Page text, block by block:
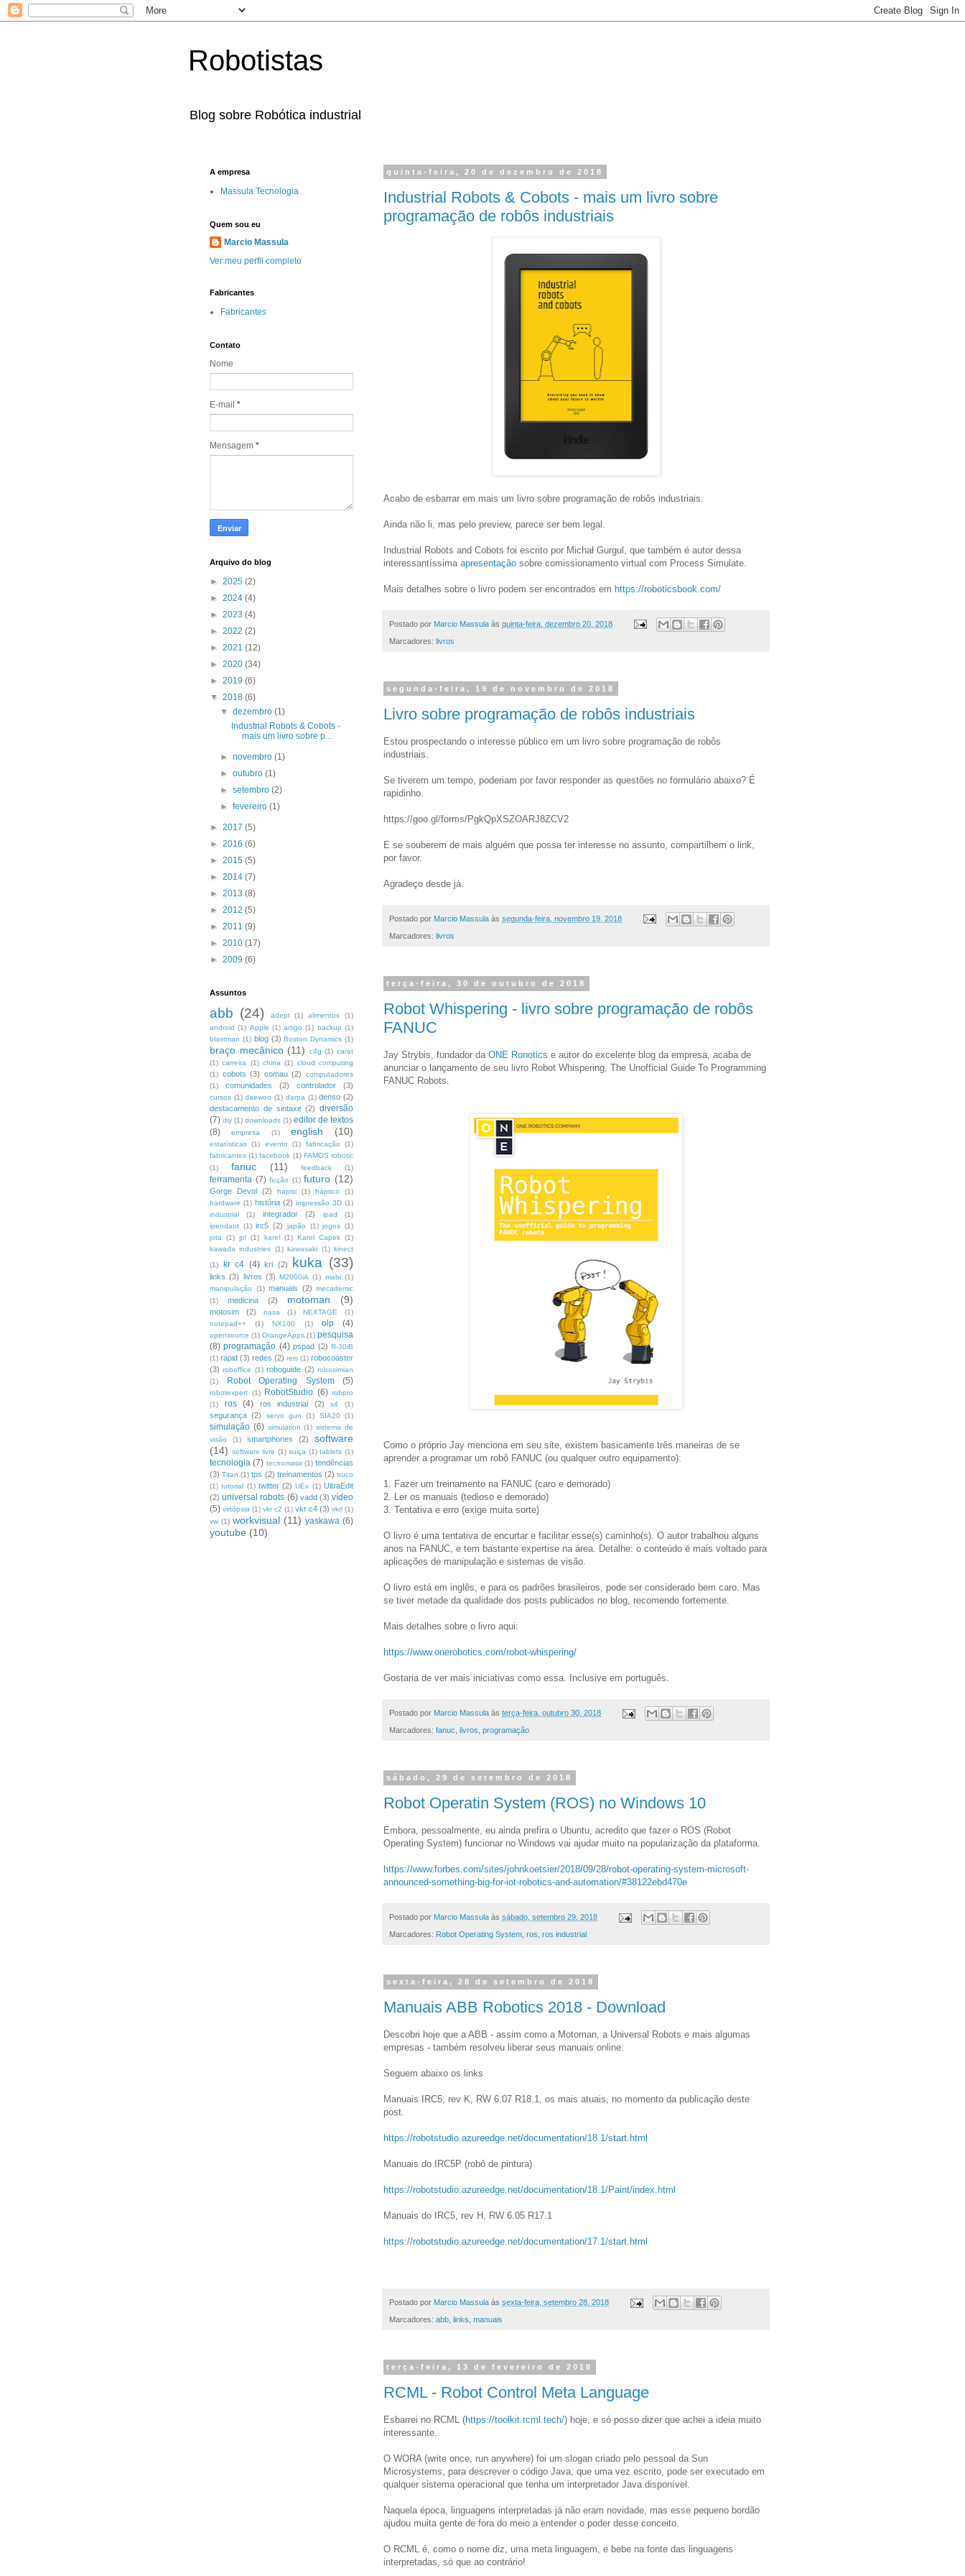
Robotistas
Blog sobre Robótica industrial
quinta-feira, 20 de dezembro de 2018
Industrial Robots & Cobots - mais um livro sobre
programação de robôs industriais
Acabo de esbarrar em mais um livro sobre programação de robôs industriais.
Ainda não li, mas pelo preview, parece ser bem legal.
Industrial Robots and Cobots foi escrito por Michał Gurgul, que também é autor dessa
interessantíssima apresentação sobre comissionamento virtual com Process Simulate.
Mais detalhes sobre o livro podem ser encontrados em https://roboticsbook.com/
Postado por Marcio Massula às quinta-feira, dezembro 20, 2018
Marcadores: livros
segunda-feira, 19 de novembro de 2018
Livro sobre programação de robôs industriais
Estou prospectando o interesse público em um livro sobre programação de robôs
industriais.
Se tiverem um tempo, poderiam por favor responder as questões no formulário abaixo? É
rapidinho.
https://goo.gl/forms/PgkQpXSZOARJ8ZCV2
E se souberem de mais alguém que possa ter interesse no assunto, compartilhem o link,
por favor.
Agradeço desde já.
Postado por Marcio Massula às segunda-feira, novembro 19, 2018
Marcadores: livros
terça-feira, 30 de outubro de 2018
Robot Whispering - livro sobre programação de robôs
FANUC
Jay Strybis, fundador da ONE Ronotics e autor do excelente blog da empresa, acaba de
anunciar o lançamento de seu livro Robot Whispering, The Unofficial Guide To Programming
FANUC Robots.
Como o próprio Jay menciona em seu site, existem basicamente três maneiras de se
aprender a programar um robô FANUC (ou qualquer outro equipamento):
1. Fazer um treinamento na FANUC (caro e demorado)
2. Ler os manuais (tedioso e demorado)
3. Tentativa e erro (exige muita sorte)
O livro é uma tentativa de encurtar e facilitar esse(s) caminho(s). O autor trabalhou alguns
anos na FANUC, e tem bastante expertise na área. Detalhe: o conteúdo é mais voltado para
aplicações de manipulação e sistemas de visão.
O livro está em inglês, e para os padrões brasileiros, pode ser considerado bem caro. Mas
se tiver metade da qualidade dos posts publicados no blog, recomendo fortemente.
Mais detalhes sobre o livro aqui:
https://www.onerobotics.com/robot-whispering/
Gostaria de ver mais iniciativas como essa. Inclusive em português.
Postado por Marcio Massula às terça-feira, outubro 30, 2018
Marcadores: fanuc livros programação
sábado, 29 de setembro de 2018
Robot Operatin System (ROS) no Windows 10
Embora, pessoalmente, eu ainda prefira o Ubuntu, acredito que fazer o ROS (Robot
Operating System) funcionar no Windows vai ajudar muito na popularização da plataforma.
https://www.forbes.com/sites/johnkoetsier/2018/09/28/robot-operating-system-microsoft-
announced-something-big-for-iot-robotics-and-automation/#38122ebd470e
Postado por Marcio Massula às sábado, setembro 29, 2018
Marcadores: Robot Operating System ros ros industrial
sexta-feira, 28 de setembro de 2018
Manuais ABB Robotics 2018 - Download
Descobri hoje que a ABB - assim como a Motoman, a Universal Robots e mais algumas
empresas - também resolveu liberar seus manuais online.
Seguem abaixo os links
Manuais IRC5, rev K, RW 6.07 R18.1, os mais atuais, no momento da publicação deste
post.
https://robotstudio.azureedge.net/documentation/18.1/start.html
Manuais do IRC5P (robô de pintura)
https://robotstudio.azureedge.net/documentation/18.1/Paint/index.html
Manuais do IRC5, rev H, RW 6.05 R17.1
https://robotstudio.azureedge.net/documentation/17.1/start.html
Postado por Marcio Massula às sexta-feira, setembro 28, 2018
Marcadores: abb links manuais
terça-feira, 13 de fevereiro de 2018
RCML - Robot Control Meta Language
Esbarrei no RCML (https://toolkit.rcml.tech/) hoje, e só posso dizer que achei a ideia muito
interessante.
O WORA (write once, run anywhere) foi um slogan criado pelo pessoal da Sun
Microsystems, para descrever o código Java, que uma vez escrito, pode ser executado em
qualquer sistema operacional que tenha um interpretador Java disponível.
Naquela época, linguagens interpretadas já não eram novidade, mas esse pequeno bordão
ajudou muita gente de fora do meio a entender o poder desse conceito.
O RCML é, como o nome diz, uma meta linguagem, e bebe na fonte das linguagens
interpretadas, só que ao contrário!
A empresa
Massula Tecnologia
Quem sou eu
Marcio Massula
Ver meu perfil completo
Fabricantes
Fabricantes
Contato
Nome
E-mail *
Mensagem *
Arquivo do blog
► 2025 (2)
► 2024 (4)
► 2023 (4)
► 2022 (2)
► 2021 (12)
► 2020 (34)
► 2019 (6)
▼ 2018 (6)
▼dezembro(1)
Industrial Robots & Cobots -
mais um livro sobre p...
►novembro(1)
►outubro(1)
►setembro(2)
►fevereiro(1)
► 2017 (5)
► 2016 (6)
► 2015 (5)
► 2014 (7)
► 2013 (8)
► 2012 (5)
► 2011 (9)
► 2010 (17)
► 2009 (6)
Assuntos
abb (24) adept (1) alimentos
(1)
android (1) Apple (1) artigo (1) backup (1)
blastman (1) blog (3) Boston Dynamics (1)
braço mecânico (11) c4g (1) carat
(1) carreira (1) china (1) cloud computing
(1) cobots (3) comau (2)
computadores
(1)
comunidades (2) controlador (3)
cursos (1) daewoo (1) darpa (1) denso (2)
destacamento de sintaxe (2) diversão
(7) diy (1) downloads (1) editor de textos
(8)
empresa (1) english (10)
estatísticas (1) evento (1) fabricação
(1)
fabricantes (1) facebook (1) FAMOS robotic
(1)
fanuc (11) feedback (1)
ferramenta (7) ficção (1) futuro (12)
Gorge Devol (2) haptic (1) háptico
(1)
hardware (1) história (2) impressão 3D (1)
industrial
(1) integrador (2) ipad
(1)
ipendant (1) irc5 (2) japão (1) jogos (1)
jota
(1) jpl (1) karel (1) Karel Capek (1)
kawada industries (1) kawasaki (1) kinect
(1)
kr c4 (4) krl (2) kuka (33)
links (3) livros (3) M2000iA (1) mabi (1)
manipulação
(1) manuais (2) mecademic
(1)
medicina (2) motoman (9)
motosim (2) nasa (1) NEXTAGE
(1)
notepad++
(1) NX100 (1) olp (4)
opensource (1) OrangeApps (1) pesquisa
(8) programação (4) pspad (2) R-30iB
(1) rapid (3) redes (2) reis (1) robocoaster
(3) roboffice (1) roboguide (2) robosimian
(1)
Robot Operating System (5)
robotexpert (1) RobotStudio (6) robpro
(1)
ros (4) ros industrial (2) s4 (1)
segurança (2) servo gun (1) SIA20 (1)
simulação (6) simulation (1) sistema de
visão
(1) smartphones (2)
software
(14) software livre (1) suiça (1) tablets (1)
tecnologia (7) tecnomatix (1) tendências
(3) Titan (1) tps (2) treinamentos (2) truco
(1) tutorial (1) twitter (2) UEx (1) UltraEdit
(2) universal robots (6) vadd (3) vídeo
(5) virtópsia (1) vkr c2 (1) vkr c4 (3) vkrl (1)
vw (1) workvisual (11) yaskawa (6)
youtube (10)